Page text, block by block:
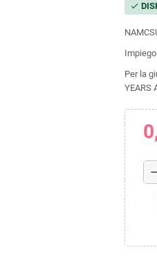
check
Impiego
Per la
YEARS
remove